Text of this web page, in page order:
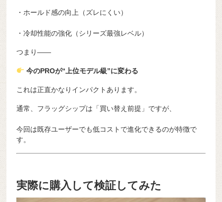
・ホールド感の向上（ズレにくい）
・冷却性能の強化（シリーズ最強レベル）
つまり——
今のPROが“上位モデル級”に変わる
これは正直かなりインパクトあります。
通常、フラッグシップは「買い替え前提」ですが、
今回は既存ユーザーでも低コストで進化できるのが特徴で
す。
実際に購入して検証してみた